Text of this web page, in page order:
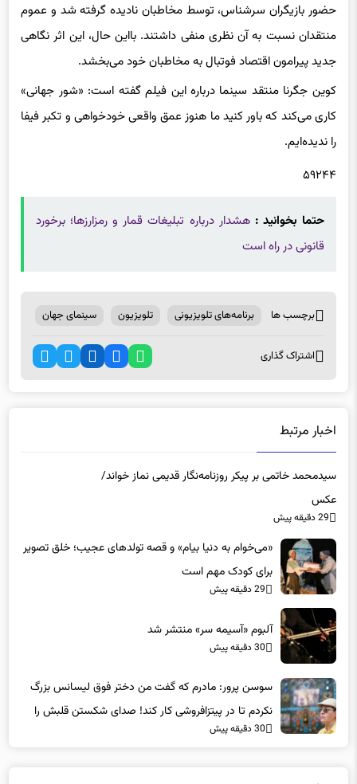
حضور بازیگران سرشناس، توسط مخاطبان نادیده گرفته شد و عموم
منتقدان نسبت به آن نظری منفی داشتند. بااین حال، این اثر نگاهی
جدید پیرامون اقتصاد فوتبال به مخاطبان خود می‌بخشد.
کوین جگرنا منتقد سینما درباره این فیلم گفته است: «شور جهانی»
کاری می‌کند که باور کنید ما هنوز عمق واقعی خودخواهی و تکبر فیفا
را ندیده‌ایم.
۵۹۲۴۴
حتما بخوانید :هشدار درباره تبلیغات قمار و رمزارزها؛ برخورد
قانونی در راه است
برچسب ها برنامه‌های تلویزیونی تلویزیون سینمای جهان
اشتراک گذاری
اخبار مرتبط
سیدمحمد خاتمی بر پیکر روزنامه‌نگار قدیمی نماز خواند/
عکس
29 دقیقه پیش
«می‌خوام به دنیا بیام» و قصه تولدهای عجیب؛ خلق تصویر
برای کودک مهم است
29 دقیقه پیش
آلبوم «آسیمه سر» منتشر شد
30 دقیقه پیش
سوسن پرور: مادرم که گفت من دختر فوق‌ لیسانس بزرگ
نکردم تا در پیتزافروشی کار کند! صدای شکستن قلبش را
شنیدم
30 دقیقه پیش